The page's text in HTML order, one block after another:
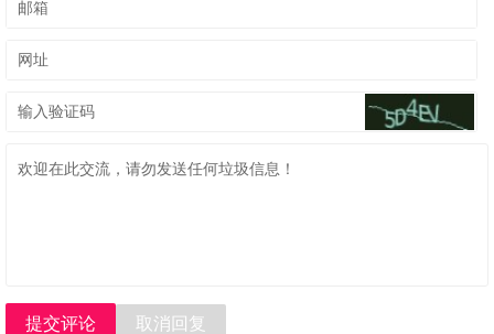
提交评论 取消回复